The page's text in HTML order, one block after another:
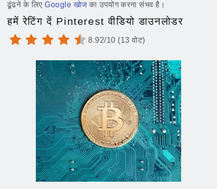
ढूंढने के लिएGoogle खोजका उपयोग करना संभव है।
हमें रेटिंग दें Pinterest वीडियो डाउनलोडर
8.92/10 (13 वोट)